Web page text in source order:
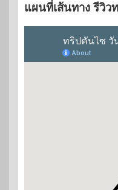
แผนที่เส้นทาง รีวิ